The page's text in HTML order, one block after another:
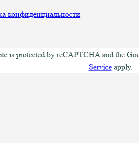
конфиденциальности
is protected by reCAPTCHA and the
Serviceapply.